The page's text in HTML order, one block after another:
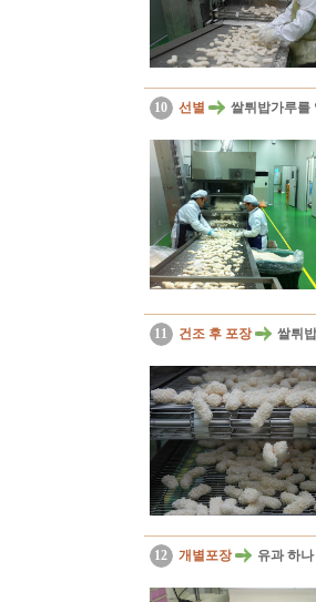
10 선별 쌀튀밥가루를
11 건조 후 포장 쌀튀
12 개별포장 유과 하